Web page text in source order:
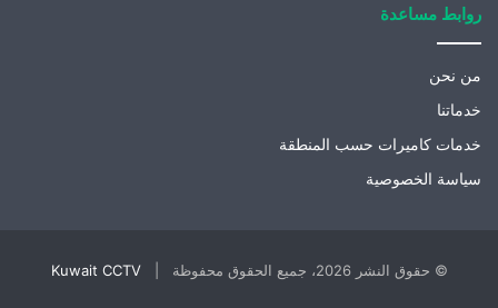
خريطةروابط مساعدة
من نحن
خدماتنا
خدمات كاميرات حسب المنطقة
سياسة الخصوصية
© حقوق النشر 2026، جميع الحقوق محفوظة | Kuwait CCTV